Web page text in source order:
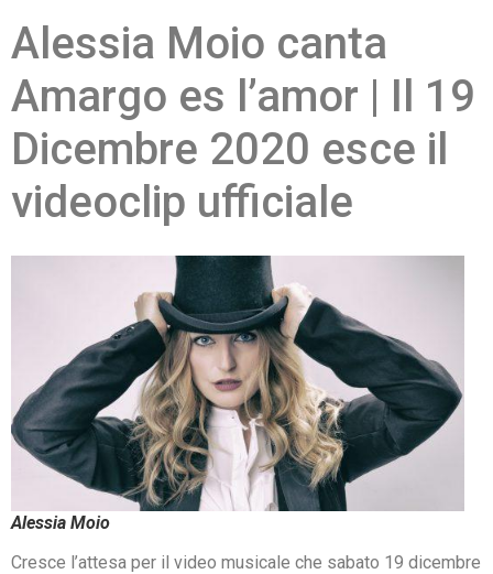
Alessia Moio canta
Amargo es l’amor | Il 19
Dicembre 2020 esce il
videoclip ufficiale
Alessia Moio
Cresce l’attesa per il video musicale che sabato 19 dicembre